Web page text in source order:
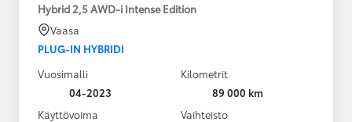
Hybrid 2,5 AWD-i Intense Edition
Vaasa
PLUG-IN HYBRIDI
Vuosimalli
04-2023
Kilometrit
89 000 km
Käyttövoima
Vaihteisto